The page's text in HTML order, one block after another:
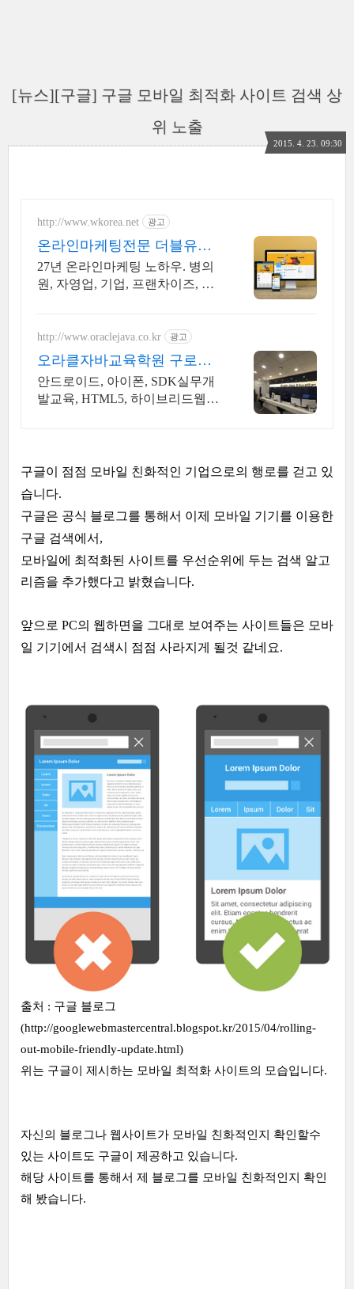
[뉴스][구글] 구글 모바일 최적화 사이트 검색 상
위 노출
2015. 4. 23. 09:30
http://www.wkorea.net 광고
온라인마케팅전문 더블유컴
퍼니 27년 노하우
27년 온라인마케팅 노하우. 병의
원, 자영업, 기업, 프랜차이즈, 마
http://www.oraclejava.co.kr 광고
오라클자바교육학원 구로본
점!
안드로이드, 아이폰, SDK실무개
발교육, HTML5, 하이브리드웹앱,
구글이 점점 모바일 친화적인 기업으로의 행로를 걷고 있
습니다.
구글은 공식 블로그를 통해서 이제 모바일 기기를 이용한
구글 검색에서,
모바일에 최적화된 사이트를 우선순위에 두는 검색 알고
리즘을 추가했다고 밝혔습니다.
앞으로 PC의 웹하면을 그대로 보여주는 사이트들은 모바
일 기기에서 검색시 점점 사라지게 될것 같네요.
출처 : 구글 블로그
(http://googlewebmastercentral.blogspot.kr/2015/04/rolling-
out-mobile-friendly-update.html)
위는 구글이 제시하는 모바일 최적화 사이트의 모습입니다.
자신의 블로그나 웹사이트가 모바일 친화적인지 확인할수
있는 사이트도 구글이 제공하고 있습니다.
해당 사이트를 통해서 제 블로그를 모바일 친화적인지 확인
해 봤습니다.